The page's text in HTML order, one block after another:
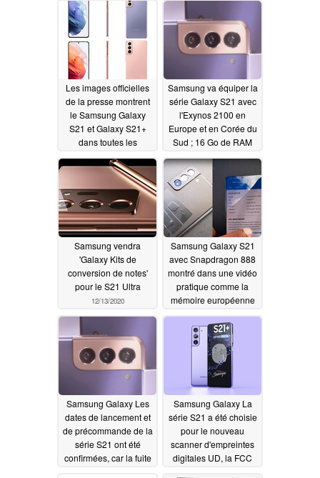
Les images officielles
de la presse montrent
le Samsung Galaxy
S21 et Galaxy S21+
dans toutes les
couleurs12/18/2020
Samsung va équiper la
série Galaxy S21 avec
l'Exynos 2100 en
Europe et en Corée du
Sud ; 16 Go de RAM
pour le Galaxy S21
Ultra
Samsung vendra
'Galaxy Kits de
conversion de notes'
pour le S21 Ultra
12/13/2020
Samsung Galaxy S21
avec Snapdragon 888
montré dans une vidéo
pratique comme la
mémoire européenne
et les configurations de
couleur fuient12/12/2020
Samsung Galaxy Les
dates de lancement et
de précommande de la
série S21 ont été
confirmées, car la fuite
Samsung Galaxy La
série S21 a été choisie
pour le nouveau
scanner d'empreintes
digitales UD, la FCC